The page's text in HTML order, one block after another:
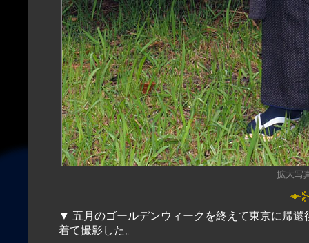
拡大写
▼ 五月のゴールデンウィークを終えて東京に帰
着て撮影した。